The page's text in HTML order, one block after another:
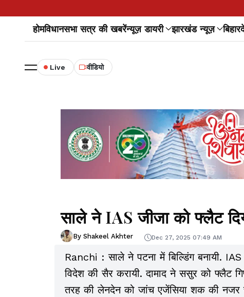
होमविधानसभा सत्र की खबरेंन्यूज़ डायरी झारखंड न्यूज़ बिहार
Live वीडियो
साले ने IAS जीजा को फ्लैट
By Shakeel Akhter Dec 27, 2025 07:49 AM
Ranchi : साले ने पटना में बिल्डिंग बनायी.
विदेश की सैर करायी. दामाद ने ससुर को फ्लैट
तरह की लेनदेन को जांच एजेंसिया शक की नजर